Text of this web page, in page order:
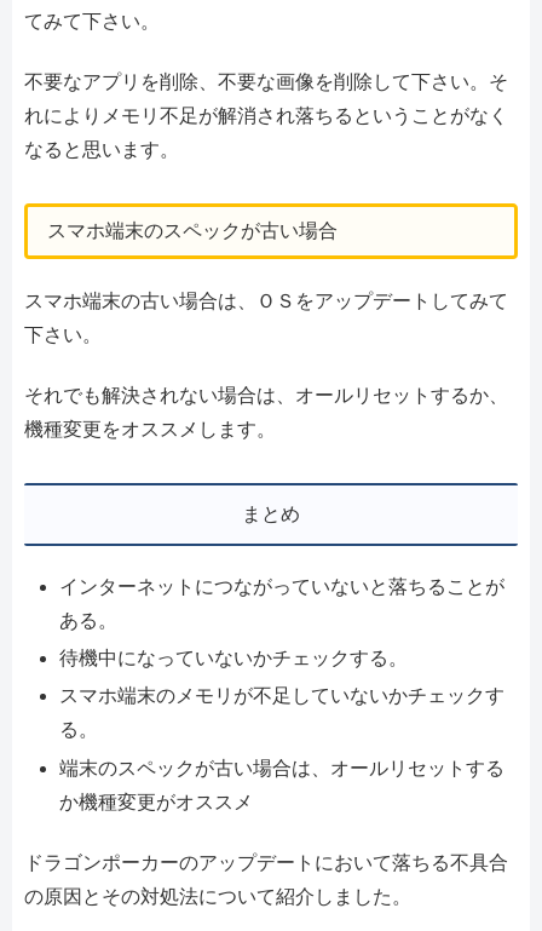
てみて下さい。
不要なアプリを削除、不要な画像を削除して下さい。そ
れによりメモリ不足が解消され落ちるということがなく
なると思います。
スマホ端末のスペックが古い場合
スマホ端末の古い場合は、ＯＳをアップデートしてみて
下さい。
それでも解決されない場合は、オールリセットするか、
機種変更をオススメします。
まとめ
インターネットにつながっていないと落ちることが
ある。
待機中になっていないかチェックする。
スマホ端末のメモリが不足していないかチェックす
る。
端末のスペックが古い場合は、オールリセットする
か機種変更がオススメ
ドラゴンポーカーのアップデートにおいて落ちる不具合
の原因とその対処法について紹介しました。